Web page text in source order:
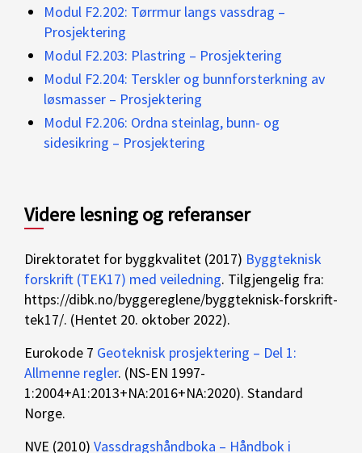
Modul F2.202: Tørrmur langs vassdrag –
Prosjektering
Modul F2.203: Plastring – Prosjektering
Modul F2.204: Terskler og bunnforsterkning av
løsmasser – Prosjektering
Modul F2.206: Ordna steinlag, bunn- og
sidesikring – Prosjektering
Videre lesning og referanser
Direktoratet for byggkvalitet (2017) Byggteknisk
forskrift (TEK17) med veiledning. Tilgjengelig fra:
https://dibk.no/byggereglene/byggteknisk-forskrift-
tek17/. (Hentet 20. oktober 2022).
Eurokode 7 Geoteknisk prosjektering – Del 1:
Allmenne regler. (NS-EN 1997-
1:2004+A1:2013+NA:2016+NA:2020). Standard
Norge.
NVE (2010) Vassdragshåndboka – Håndbok i